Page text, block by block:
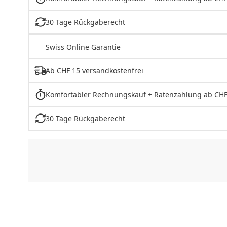
30 Tage Rückgaberecht
Swiss Online Garantie
Ab CHF 15 versandkostenfrei
Komfortabler Rechnungskauf + Ratenzahlung ab
30 Tage Rückgaberecht